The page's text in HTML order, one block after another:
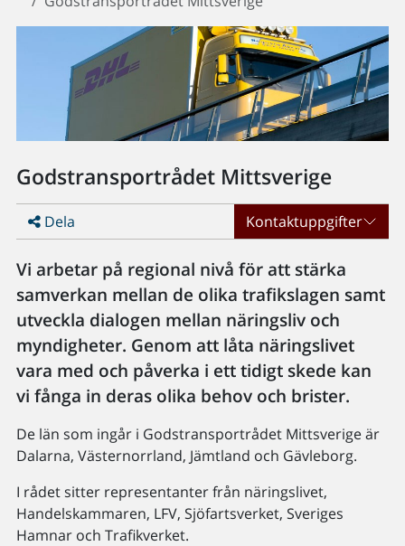
Godstransportrådet Mittsverige
Dela Kontaktuppgifter
Vi arbetar på regional nivå för att stärka
samverkan mellan de olika trafikslagen samt
utveckla dialogen mellan näringsliv och
myndigheter. Genom att låta näringslivet
vara med och påverka i ett tidigt skede kan
vi fånga in deras olika behov och brister.
De län som ingår i Godstransportrådet Mittsverige är
Dalarna, Västernorrland, Jämtland och Gävleborg.
I rådet sitter representanter från näringslivet,
Handelskammaren, LFV, Sjöfartsverket, Sveriges
Hamnar och Trafikverket.